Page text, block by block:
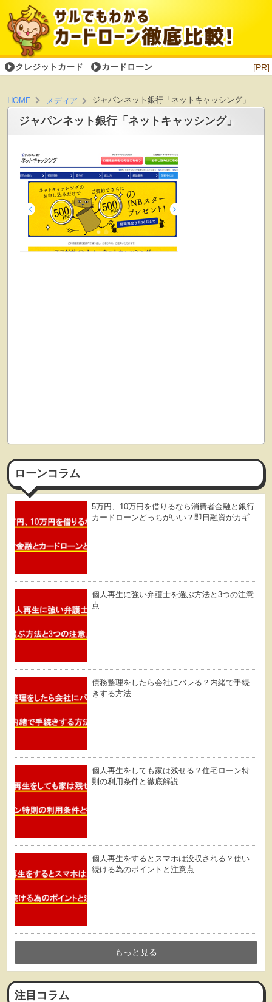
[PR]
クレジットカード カードローン
HOME メディア ジャパンネット銀行「ネットキャッシング」
ジャパンネット銀行「ネットキャッシング」
ローンコラム
5万円、10万円を借りるなら消費者金融と銀行
カードローンどっちがいい？即日融資がカギ
個人再生に強い弁護士を選ぶ方法と3つの注意
点
債務整理をしたら会社にバレる？内緒で手続
きする方法
個人再生をしても家は残せる？住宅ローン特
則の利用条件と徹底解説
個人再生をするとスマホは没収される？使い
続ける為のポイントと注意点
もっと見る
注目コラム